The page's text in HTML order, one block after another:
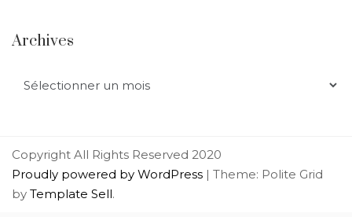
Archives
Copyright All Rights Reserved 2020
Proudly powered by WordPress | Theme: Polite Grid
by Template Sell.